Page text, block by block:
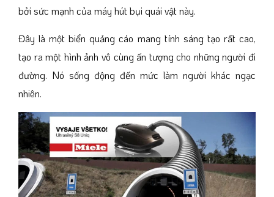
bởi sức mạnh của máy hút bụi quái vật này.
Đây là một biển quảng cáo mang tính sáng tạo rất cao,
tạo ra một hình ảnh vô cùng ấn tượng cho những người đi
đường. Nó sống động đến mức làm người khác ngạc
nhiên.